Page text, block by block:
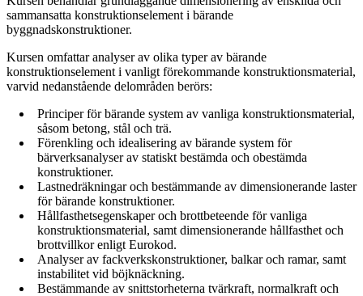
sammansatta konstruktionselement i bärande
byggnadskonstruktioner.
Kursen omfattar analyser av olika typer av bärande
konstruktionselement i vanligt förekommande konstruktionsmaterial,
varvid nedanstående delområden berörs:
Principer för bärande system av vanliga konstruktionsmaterial,
såsom betong, stål och trä.
Förenkling och idealisering av bärande system för
bärverksanalyser av statiskt bestämda och obestämda
konstruktioner.
Lastnedräkningar och bestämmande av dimensionerande laster
för bärande konstruktioner.
Hållfasthetsegenskaper och brottbeteende för vanliga
konstruktionsmaterial, samt dimensionerande hållfasthet och
brottvillkor enligt Eurokod.
Analyser av fackverkskonstruktioner, balkar och ramar, samt
instabilitet vid böjknäckning.
Bestämmande av snittstorheterna tvärkraft, normalkraft och